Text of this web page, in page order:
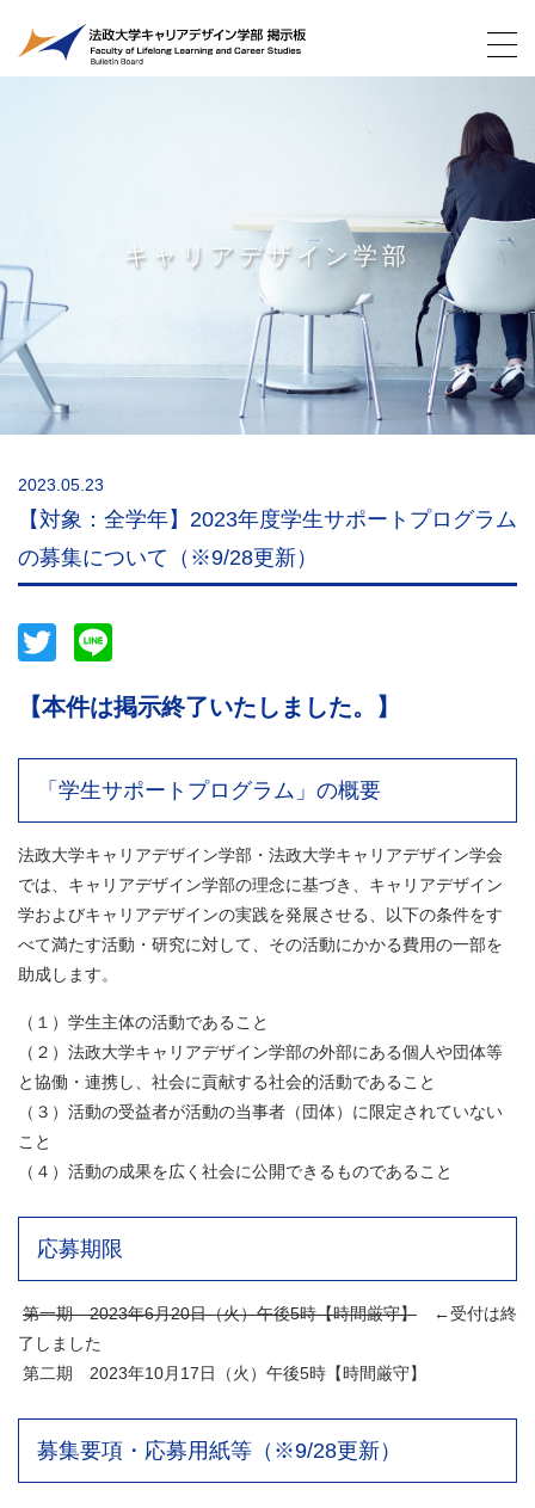
キャリアデザイン学部
2023.05.23
【対象：全学年】2023年度学生サポートプログラム
の募集について（※9/28更新）
Twitter
【本件は掲示終了いたしました。】
「学生サポートプログラム」の概要
法政大学キャリアデザイン学部・法政大学キャリアデザイン学会
では、キャリアデザイン学部の理念に基づき、キャリアデザイン
学およびキャリアデザインの実践を発展させる、以下の条件をす
べて満たす活動・研究に対して、その活動にかかる費用の一部を
助成します。
（１）学生主体の活動であること
（２）法政大学キャリアデザイン学部の外部にある個人や団体等
と協働・連携し、社会に貢献する社会的活動であること
（３）活動の受益者が活動の当事者（団体）に限定されていない
こと
（４）活動の成果を広く社会に公開できるものであること
応募期限
第一期 2023年6月20日（火）午後5時【時間厳守】 ←受付は終
了しました
第二期 2023年10月17日（火）午後5時【時間厳守】
募集要項・応募用紙等（※9/28更新）